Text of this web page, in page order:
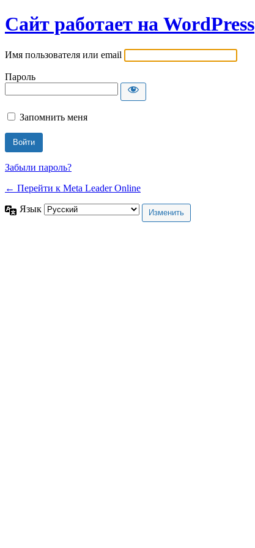
Сайт работает на WordPress
Имя пользователя или email
Пароль
Запомнить меня
Забыли пароль?
← Перейти к Meta Leader Online
Язык